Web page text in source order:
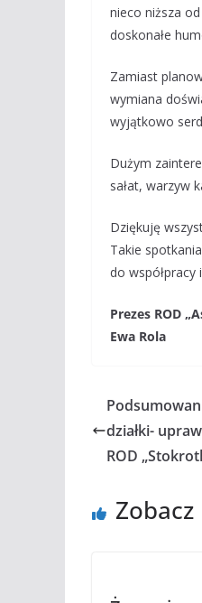
nieco niższa
doskonałe
Zamiast
wymiana
wyjątkowo
Dużym
sałat, warzyw
Dziękuję
Takie
do
Prezes ROD
Ewa Rola
działki-
ROD